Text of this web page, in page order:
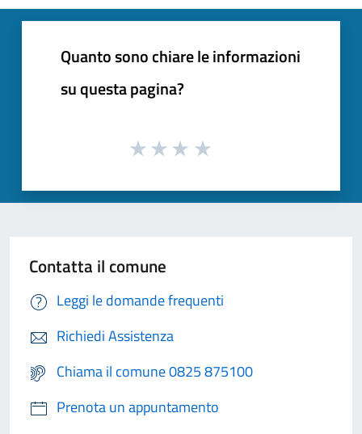
Quanto sono chiare le informazioni
su questa pagina?
Contatta il comune
Leggi le domande frequenti
Richiedi Assistenza
Chiama il comune 0825 875100
Prenota un appuntamento